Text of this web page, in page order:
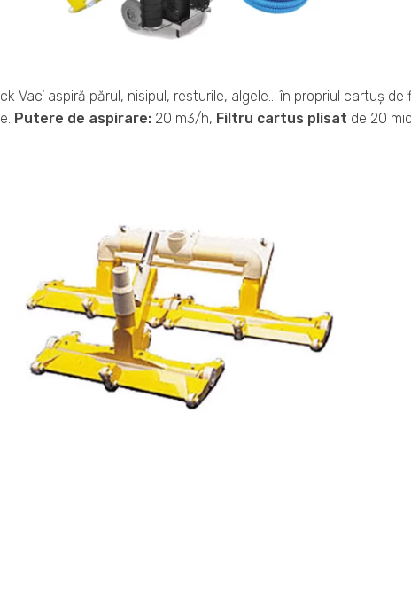
Vac’ aspiră părul, nisipul, resturile, algele… în propriul cartuș
Putere de aspirare: 20 m3/h, Filtru cartus plisat de 20